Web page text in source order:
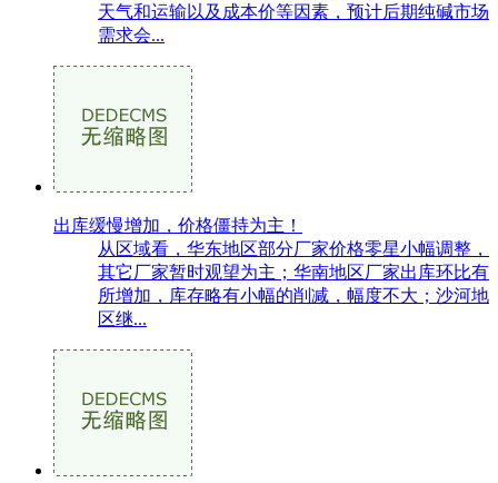
天气和运输以及成本价等因素，预计后期纯碱市场
需求会...
出库缓慢增加，价格僵持为主！
从区域看，华东地区部分厂家价格零星小幅调整，
其它厂家暂时观望为主；华南地区厂家出库环比有
所增加，库存略有小幅的削减，幅度不大；沙河地
区继...